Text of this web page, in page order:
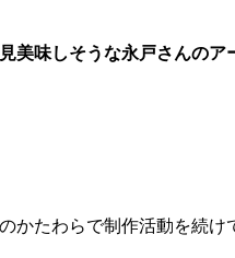
味しそうな永戸さんのア
たわらで制作活動を続け